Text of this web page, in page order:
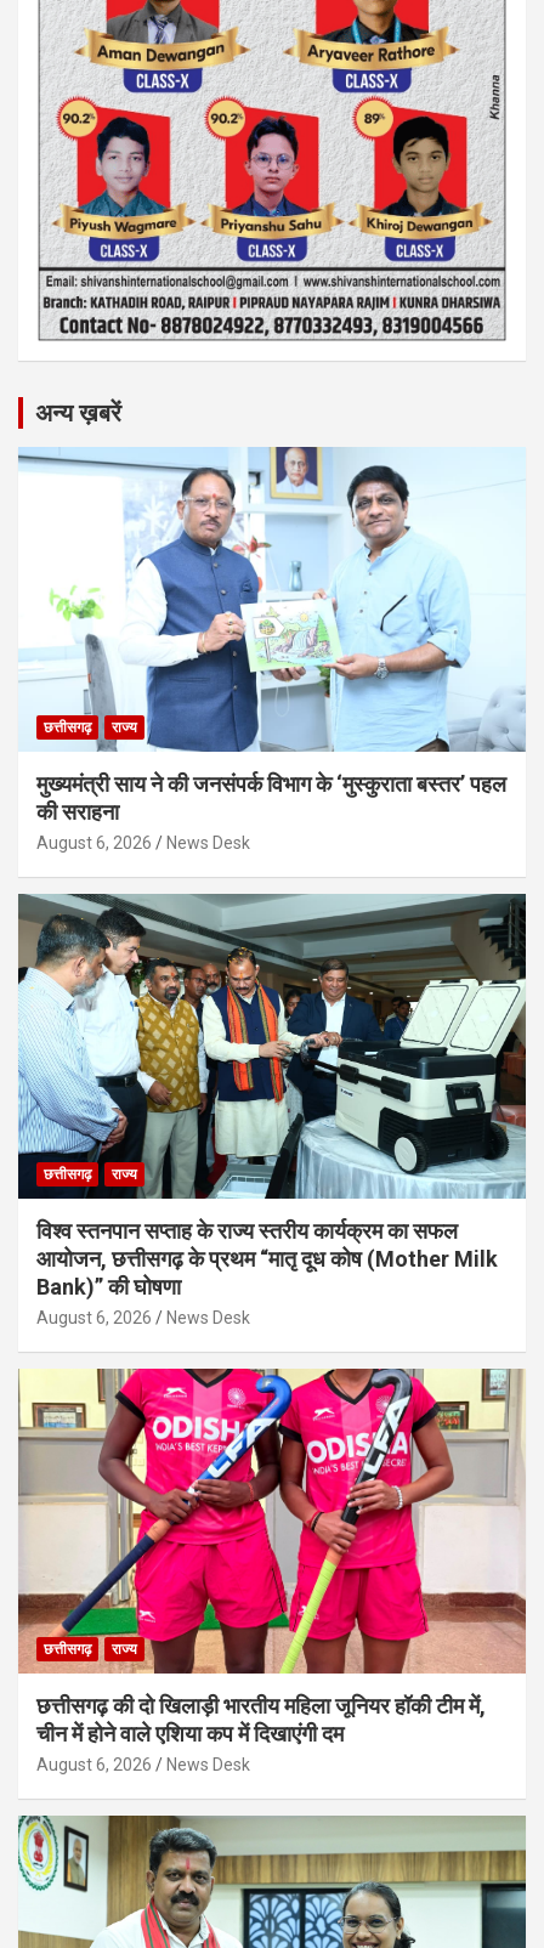
अन्य ख़बरें
छत्तीसगढ़ राज्य
मुख्यमंत्री साय ने की जनसंपर्क विभाग के ‘मुस्कुराता बस्तर’ पहल
की सराहना
August 6, 2026 News Desk
छत्तीसगढ़ राज्य
विश्व स्तनपान सप्ताह के राज्य स्तरीय कार्यक्रम का सफल
आयोजन, छत्तीसगढ़ के प्रथम “मातृ दूध कोष (Mother Milk
Bank)” की घोषणा
August 6, 2026 News Desk
छत्तीसगढ़ राज्य
छत्तीसगढ़ की दो खिलाड़ी भारतीय महिला जूनियर हॉकी टीम में,
चीन में होने वाले एशिया कप में दिखाएंगी दम
August 6, 2026 News Desk